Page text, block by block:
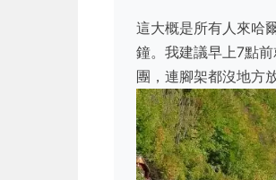
這大概是所有人來哈
鐘。我建議早上7點
團，連腳架都沒地方放